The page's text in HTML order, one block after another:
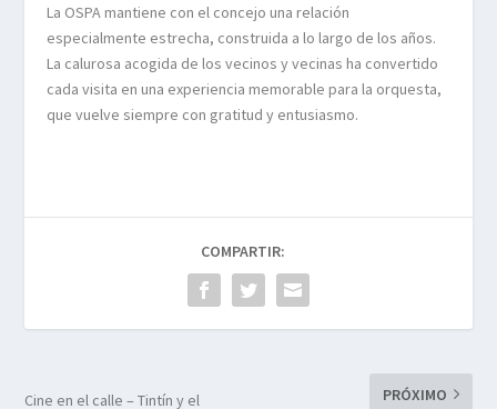
La OSPA mantiene con el concejo una relación
especialmente estrecha, construida a lo largo de los años.
La calurosa acogida de los vecinos y vecinas ha convertido
cada visita en una experiencia memorable para la orquesta,
que vuelve siempre con gratitud y entusiasmo.
COMPARTIR:
Cine en el calle – Tintín y el
PRÓXIMO